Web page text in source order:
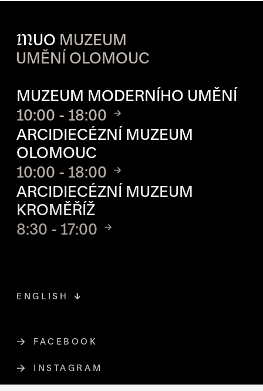
MUO MUZEUM
UMĚNÍ OLOMOUC
MUZEUM MODERNÍHO UMĚNÍ
10:00 - 18:00
ARCIDIECÉZNÍ MUZEUM
OLOMOUC
10:00 - 18:00
ARCIDIECÉZNÍ MUZEUM
KROMĚŘÍŽ
8:30 - 17:00
FACEBOOKODKAZ SE OTEVŘE NA NOVÉ
INSTAGRAMODKAZ SE OTEVŘE NA NOVÉ
ENGLISH